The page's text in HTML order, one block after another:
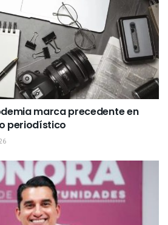
marca precedente en
periodístico